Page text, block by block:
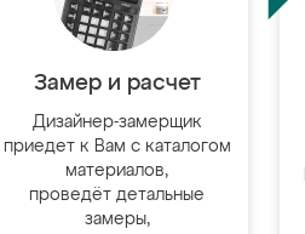
Замер и расчет
Дизайнер-замерщик
приедет к Вам с каталогом
материалов,
проведёт детальные
замеры,